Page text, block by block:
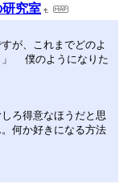
究室
が、これまでどのよ
」 僕のようになりた
ろ得意なほうだと思
何か好きになる方法